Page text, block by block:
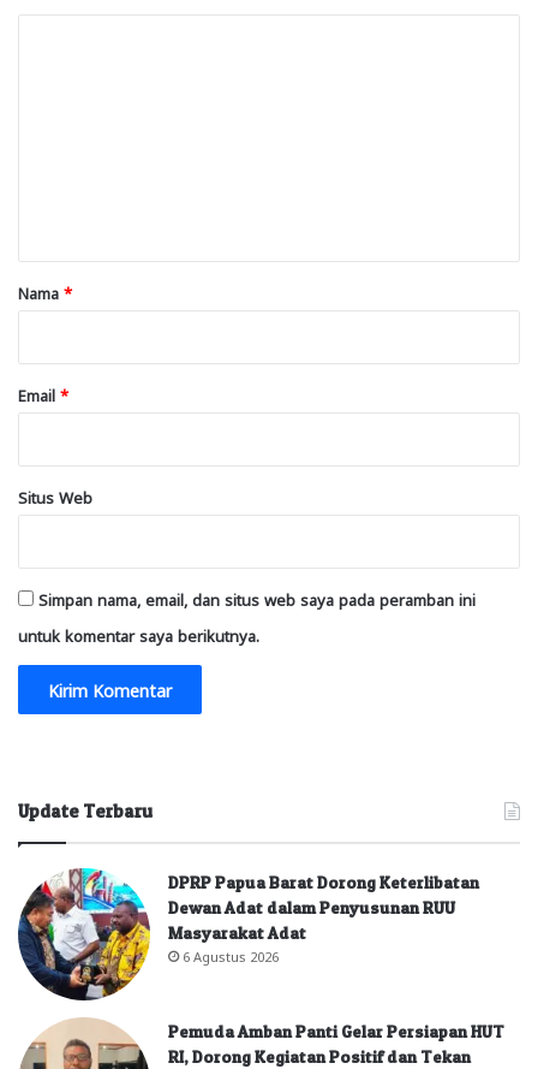
rNama *
Email *
Situs Web
Simpan nama, email, dan situs web saya pada peramban ini
untuk komentar saya berikutnya.
Update Terbaru
DPRP Papua Barat Dorong Keterlibatan
Dewan Adat dalam Penyusunan RUU
Masyarakat Adat
6 Agustus 2026
Pemuda Amban Panti Gelar Persiapan HUT
RI, Dorong Kegiatan Positif dan Tekan